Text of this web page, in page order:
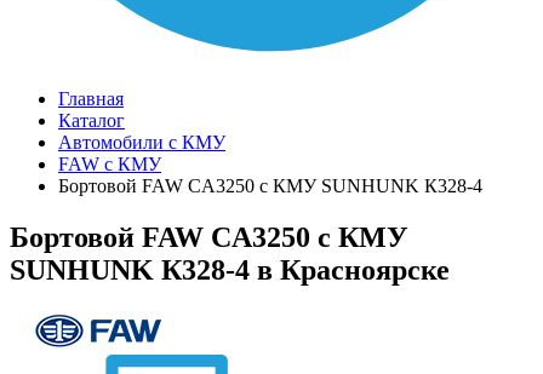
Главная
Каталог
Автомобили с КМУ
FAW c КМУ
Бортовой FAW CA3250 с КМУ SUNHUNK К328-4
Бортовой FAW CA3250 с КМУ
SUNHUNK К328-4 в Красноярске